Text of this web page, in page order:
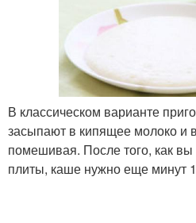
В классическом варианте
засыпают в кипящее молоко и
помешивая. После того, как
плиты, каше нужно еще минут